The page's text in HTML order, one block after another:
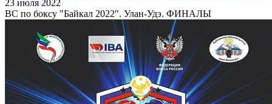
23 июля 2022
ВС по боксу "Байкал 2022". Улан-Удэ. ФИНАЛЫ